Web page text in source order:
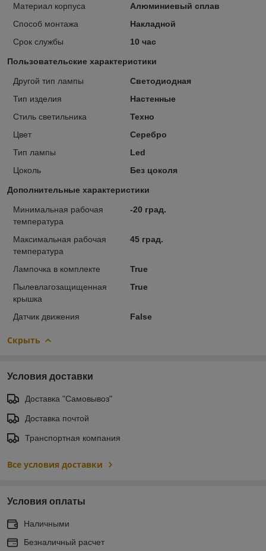
Материал корпуса
Алюминиевый сплав
Способ монтажа
Накладной
Срок службы
10 час
Пользовательские характеристики
Другой тип лампы
Светодиодная
Тип изделия
Настенные
Стиль светильника
Техно
Цвет
Серебро
Тип лампы
Led
Цоколь
Без цоколя
Дополнительные характеристики
Минимальная рабочая
температура
-20 град.
Максимальная рабочая
температура
45 град.
Лампочка в комплекте
True
Пылевлагозащищенная
крышка
True
Датчик движения False
Скрыть
Условия доставки
Доставка "Самовывоз"
Доставка почтой
Транспортная компания
Все условия доставки
Условия оплаты
Наличными
Безналичный расчет